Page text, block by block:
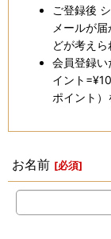
ご登録後
メールが
どが考えら
会員登録
イント
ポイント
お名前 [必須]